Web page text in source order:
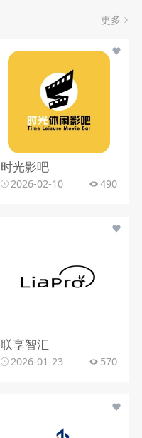
更多
时光影吧
2026-02-10 490
联享智汇
2026-01-23 570